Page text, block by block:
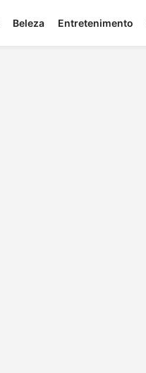
Beleza Entretenimento